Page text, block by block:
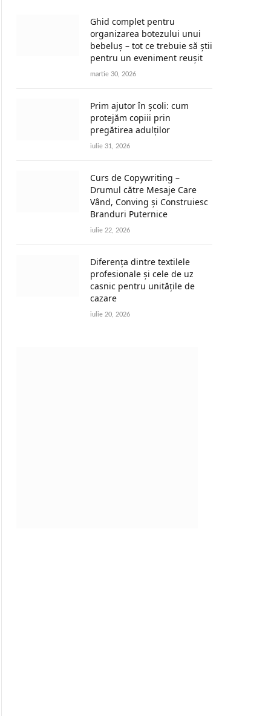
Ghid complet pentru
organizarea botezului unui
bebeluș – tot ce trebuie să știi
pentru un eveniment reușit
martie 30, 2026
Prim ajutor în școli: cum
protejăm copiii prin
pregătirea adulților
iulie 31, 2026
Curs de Copywriting –
Drumul către Mesaje Care
Vând, Conving și Construiesc
Branduri Puternice
iulie 22, 2026
Diferența dintre textilele
profesionale și cele de uz
casnic pentru unitățile de
cazare
iulie 20, 2026